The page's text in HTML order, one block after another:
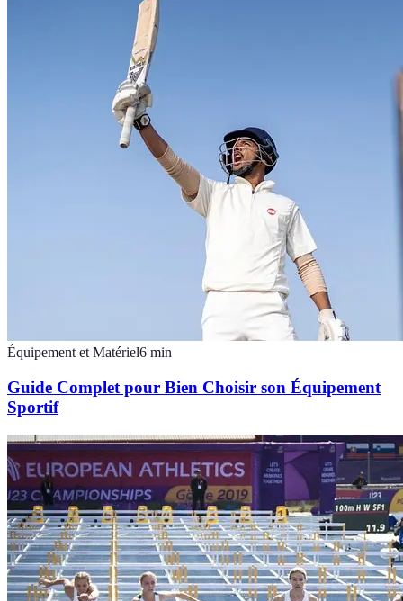
Équipement et Matériel6 min
Guide Complet pour Bien Choisir son Équipement
Sportif